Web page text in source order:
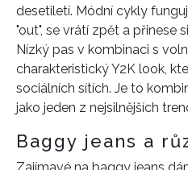
desetiletí. Módní cykly
"out", se vrátí zpět a přinese
Nízký pas v kombinaci s
charakteristický Y2K look,
sociálních sítích. Je to
jako jeden z nejsilnějších
Baggy jeans a